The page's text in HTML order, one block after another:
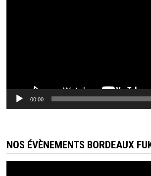
00:00
NOS ÉVÈNEMENTS BORDEAUX